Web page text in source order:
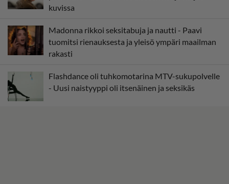
kuvissa
Madonna rikkoi seksitabuja ja nautti - Paavi
tuomitsi rienauksesta ja yleisö ympäri maailman
rakasti
Flashdance oli tuhkomotarina MTV-sukupolvelle
- Uusi naistyyppi oli itsenäinen ja seksikäs